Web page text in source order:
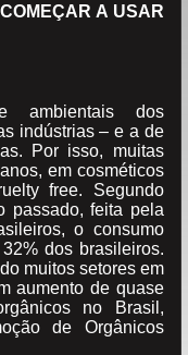
A USAR
ambientais dos
indústrias – e a de
Por isso, muitas
em cosméticos
free. Segundo
passado, feita pela
o consumo
dos brasileiros.
muitos setores em
aumento de quase
no Brasil,
de Orgânicos